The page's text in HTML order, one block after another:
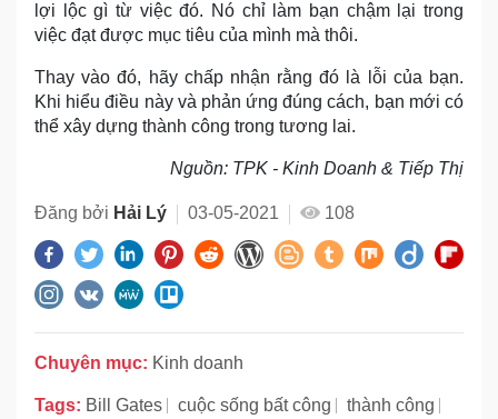
lợi lộc gì từ việc đó. Nó chỉ làm bạn chậm lại trong
việc đạt được mục tiêu của mình mà thôi.
Thay vào đó, hãy chấp nhận rằng đó là lỗi của bạn.
Khi hiểu điều này và phản ứng đúng cách, bạn mới có
thể xây dựng thành công trong tương lai.
Nguồn: TPK - Kinh Doanh & Tiếp Thị
Đăng bởi Hải Lý 03-05-2021 108
Chuyên mục: Kinh doanh
Tags: Bill Gates cuộc sống bất công
thành công